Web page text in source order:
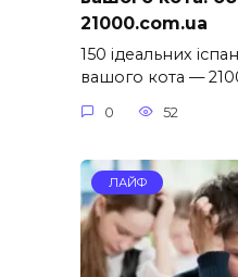
21000.com.ua
150 ідеальних
вашого кота —
0 52
ЛАЙФ